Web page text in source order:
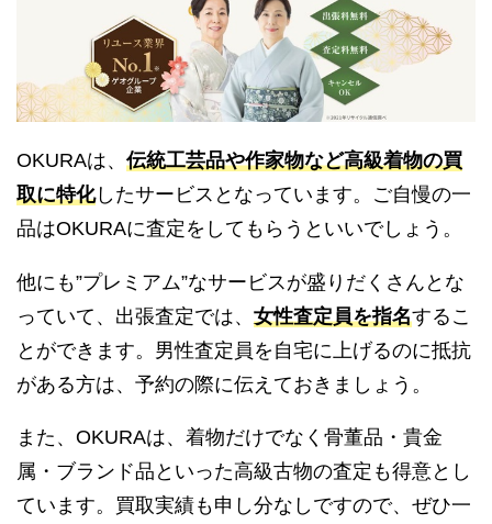
OKURAは、 伝統工芸品や作家物など高級着物の買
取に特化したサービスとなっています。ご自慢の一
品はOKURAに査定をしてもらうといいでしょう。
他にも”プレミアム”なサービスが盛りだくさんとな
っていて、出張査定では、 女性査定員を指名するこ
とができます。男性査定員を自宅に上げるのに抵抗
がある方は、予約の際に伝えておきましょう。
また、OKURAは、着物だけでなく骨董品・貴金
属・ブランド品といった高級古物の査定も得意とし
ています。買取実績も申し分なしですので、ぜひ一